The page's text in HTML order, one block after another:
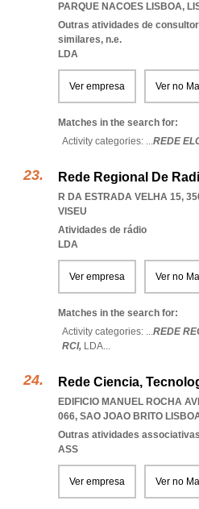
PARQUE NACOES LISBOA,
Outras atividades de
similares, n.e.
LDA
Ver empresa Ver no
Matches in the search for:
Activity categories: ...REDE
Rede Regional De
R DA ESTRADA VELHA 15,
VISEU
Atividades de rádio
LDA
Ver empresa Ver no
Matches in the search for:
Activity categories: ...REDE
RCI, LDA...
Rede Ciencia,
EDIFICIO MANUEL ROCHA
066, SAO JOAO BRITO
Outras atividades
ASS
Ver empresa Ver no